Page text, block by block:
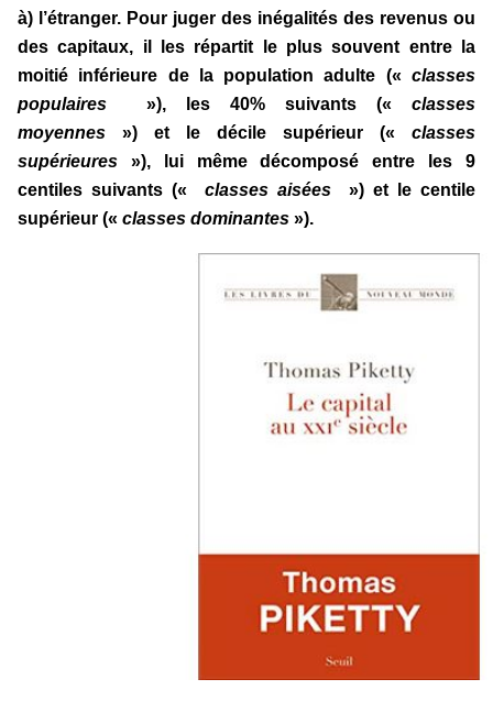
à) l’étranger. Pour juger des inégalités des revenus ou
des capitaux, il les répartit le plus souvent entre la
moitié inférieure de la population adulte (« classes
populaires
»), les 40% suivants (« classes
moyennes ») et le décile supérieur (« classes
supérieures »), lui même décomposé entre les 9
centiles suivants («
classes aisées
») et le centile
supérieur (« classes dominantes »).